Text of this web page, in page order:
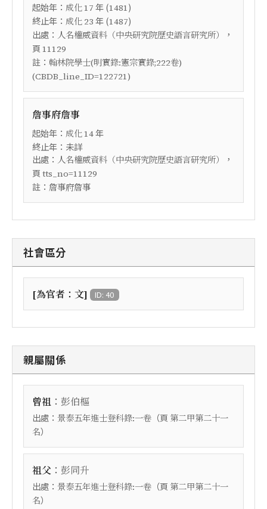
起始年： 成化17 年 (1481)
終止年： 成化 23 年 (1487)
出處： 人名權威資料（中央研究院歷史語言研究所）
，
頁 11129
註： 翰林院學士(明實錄:憲宗實錄;222卷)
(CBDB_line_ID=122721)
詹事府詹事
起始年： 成化14年
終止年：未詳
出處： 人名權威資料（中央研究院歷史語言研究所）
，
頁 tts_no=11129
註： 詹事府詹事
社會區分
[為官者：文] ID: 40
親屬關係
曾祖 ： 彭伯樞
出處： 景泰五年進士登科錄:一卷 （頁 第二甲第二十一
名）
祖父 ： 彭同升
出處： 景泰五年進士登科錄:一卷 （頁 第二甲第二十一
名）